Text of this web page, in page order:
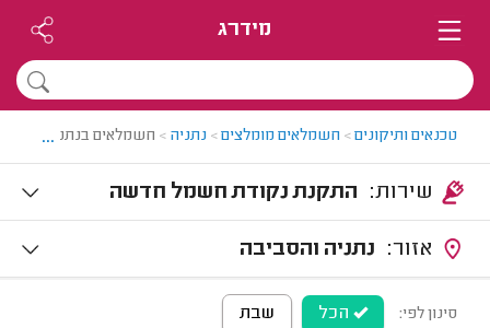
מידרג
טכנאים ותיקונים> חשמלאים מומלצים> נתניה > חשמלאים בנתניה
...
התקנת נקודת חשמל חדשה
נתניה והסביבה
סינון לפי: הכל שבת